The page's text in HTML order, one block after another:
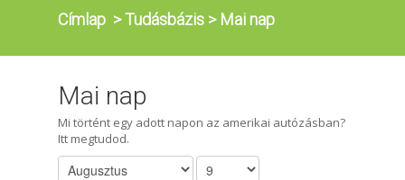
Címlap >Tudásbázis > Mai nap
Mai nap
Mi történt egy adott napon az amerikai autózásban?
Itt megtudod.